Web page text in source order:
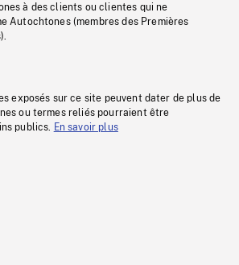
à des clients ou clientes qui ne
Autochtones (membres des Premières
exposés sur ce site peuvent dater de plus de
ou termes reliés pourraient être
publics. En savoir plus